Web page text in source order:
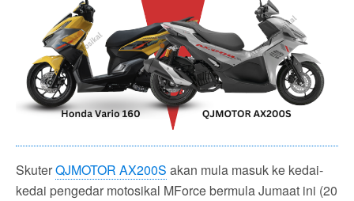
SkuterQJMOTOR AX200S akan mula masuk ke kedai-
kedai pengedar motosikal MForce bermula Jumaat ini (20